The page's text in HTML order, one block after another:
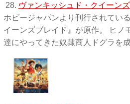
28. ヴァンキッシュド・クイーンズ
ホビージャパンより刊行されてい
イーンズブレイド』が原作。 ヒノ
達にやってきた奴隷商人ドグラを